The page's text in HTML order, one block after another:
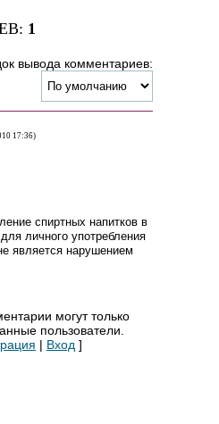
: 1
вывода комментариев:
17:36)
спиртных напитков в
личного употребления
является нарушением
могут только
пользователи.
| Вход ]